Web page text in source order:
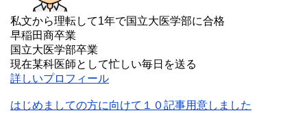
私文から理転して1年で国立大医学部に合格
早稲田商卒業
国立大医学部卒業
現在某科医師として忙しい毎日を送る
詳しいプロフィール
はじめましての方に向けて１０記事用意しました